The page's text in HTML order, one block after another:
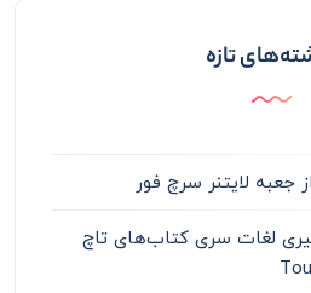
تازه
جعبه لایتنر سرچ فور
لغات سری کتاب‌های تاچ